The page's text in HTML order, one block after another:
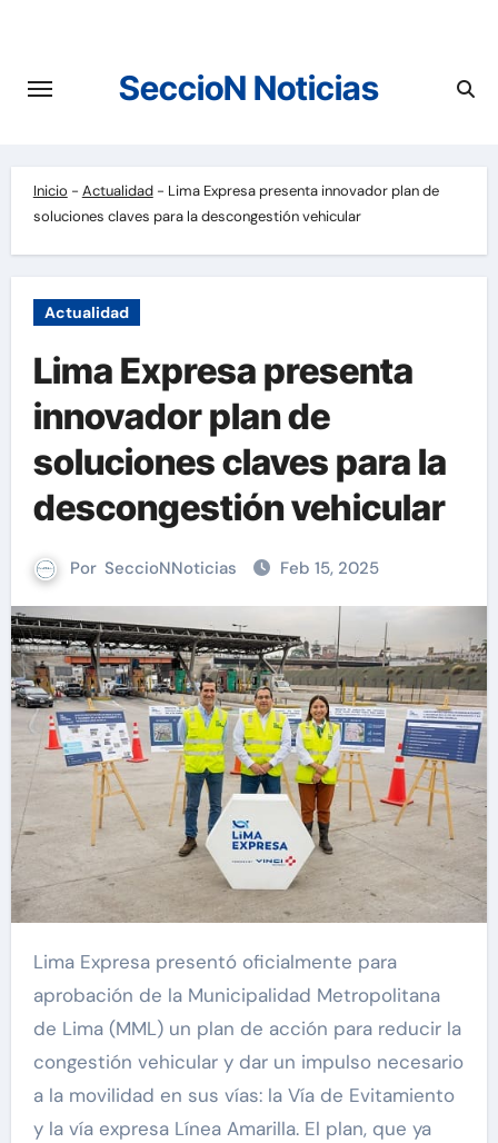
contenido
SeccioN Noticias
Inicio - Actualidad- Lima Expresa presenta innovador plan de
soluciones claves para la descongestión vehicular
Actualidad
Lima Expresa presenta
innovador plan de
soluciones claves para la
descongestión vehicular
Por SeccioNNoticias Feb 15, 2025
Lima Expresa presentó oficialmente para
aprobación de la Municipalidad Metropolitana
de Lima (MML) un plan de acción para reducir la
congestión vehicular y dar un impulso necesario
a la movilidad en sus vías: la Vía de Evitamiento
y la vía expresa Línea Amarilla. El plan, que ya